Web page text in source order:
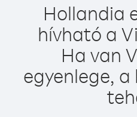
Hollandia
hívható a
Ha van
egyenlege,